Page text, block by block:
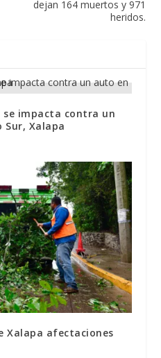
dejan 164 muertos y 971
heridos.
impacta contra un
Sur, Xalapa
Xalapa afectaciones